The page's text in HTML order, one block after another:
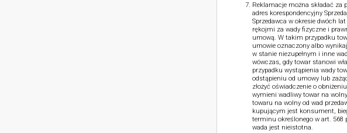
Reklamacje można składać
adres korespondencyjny
Sprzedawca w okresie dwóch
rękojmi za wady fizyczne i
umową. W takim przypadku
umowie oznaczony albo
w stanie niezupełnym i inne
wówczas, gdy towar stanowi
przypadku wystąpienia wady
odstąpieniu od umowy lub
złożyć oświadczenie o
wymieni wadliwy towar na
towaru na wolny od wad
kupującym jest konsument,
terminu określonego w art. 568
wada jest nieistotna.